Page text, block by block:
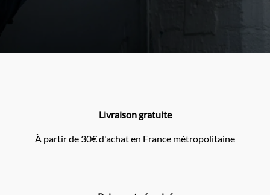
Livraison gratuite
À partir de 30€ d'achat en France métropolitaine